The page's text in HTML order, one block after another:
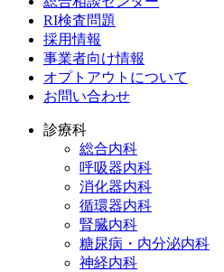
RI検査問題
採用情報
事業者向け情報
オプトアウトについて
お問い合わせ
診療科
総合内科
呼吸器内科
消化器内科
循環器内科
腎臓内科
糖尿病・内分泌内科
神経内科